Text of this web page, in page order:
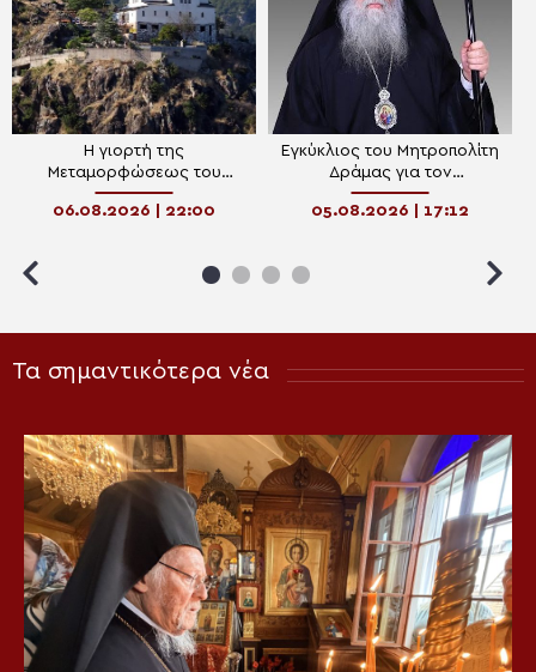
Η γιορτή της
Μεταμορφώσεως του
Σωτήρος στον ιερό βράχο
της Πρασινάδας Δράμας
06.08.2026 | 22:00
Εγκύκλιος του Μητροπολίτη
Δράμας για τον
Δεκαπενταύγουστο
05.08.2026 | 17:12
Τα σημαντικότερα νέα